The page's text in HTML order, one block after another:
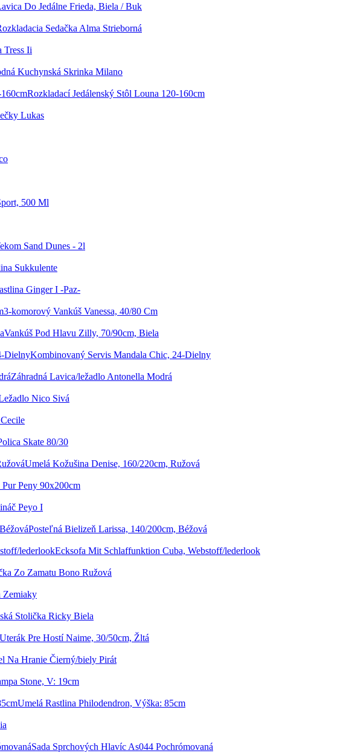
Do Jedálne Frieda, Biela / Buk
Sedačka Alma Strieborná
Tress Ii
Kuchynská Skrinka Milano
Rozkladací Jedálenský Stôl Louna 120-160cm
Lukas
500 Ml
Sand Dunes - 2l
Sukkulente
Ginger I -Paz-
3-komorový Vankúš Vanessa, 40/80 Cm
Vankúš Pod Hlavu Zilly, 70/90cm, Biela
Kombinovaný Servis Mandala Chic, 24-Dielny
Záhradná Lavica/ležadlo Antonella Modrá
Nico Sivá
Skate 80/30
Umelá Kožušina Denise, 160/220cm, Ružová
Peny 90x200cm
Peyo I
Posteľná Bielizeň Larissa, 140/200cm, Béžová
Ecksofa Mit Schlaffunktion Cuba, Webstoff/lederlook
Zo Zamatu Bono Ružová
Zemiaky
Stolička Ricky Biela
Uterák Pre Hostí Naime, 30/50cm, Žltá
Na Hranie Čierný/biely Pirát
Stone, V: 19cm
Umelá Rastlina Philodendron, Výška: 85cm
Sada Sprchových Hlavíc As044 Pochrómovaná